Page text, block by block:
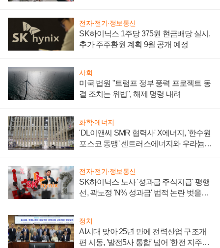
전자·전기·정보통신
SK하이닉스 1주당 375원 현금배당 실시,
추가 주주환원 계획 9월 공개 예정
사회
미국 법원 "트럼프 정부 풍력 프로젝트 동
결 조치는 위법", 해제 명령 내려
화학·에너지
'DL이앤씨 SMR 협력사' X에너지, '한수원
포스코 동맹' 센트러스에너지와 우라늄
전자·전기·정보통신
SK하이닉스 노사 '성과급 주식지급' 평행
선, 곽노정 'N% 성과급' 법적 논란 벗을지
정치
AI시대 맞아 25년 만에 전력산업 구조개
편 시동, '발전5사 통합' 넘어 '한전 지주사'